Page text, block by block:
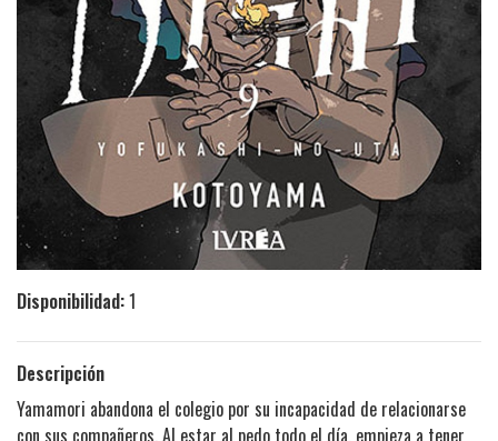
Disponibilidad:1
Descripción
Yamamori abandona el colegio por su incapacidad de relacionarse
con sus compañeros. Al estar al pedo todo el día, empieza a tener